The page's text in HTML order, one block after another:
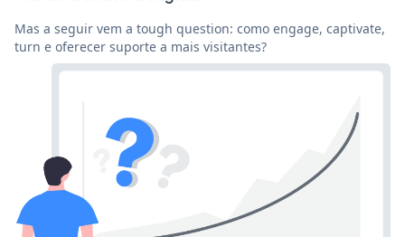
Mas a seguir vem a tough question: como engage, captivate,
turn e oferecer suporte a mais visitantes?